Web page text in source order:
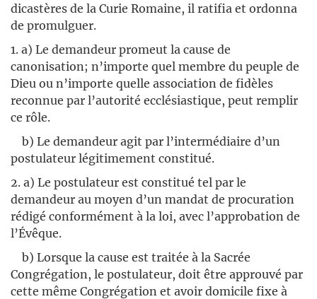
dicastères de la Curie Romaine, il ratifia et ordonna
de promulguer.
1. a) Le demandeur promeut la cause de
canonisation; n’importe quel membre du peuple de
Dieu ou n’importe quelle association de fidèles
reconnue par l’autorité ecclésiastique, peut remplir
ce rôle.
b) Le demandeur agit par l’intermédiaire d’un
postulateur légitimement constitué.
2. a) Le postulateur est constitué tel par le
demandeur au moyen d’un mandat de procuration
rédigé conformément à la loi, avec l’approbation de
l’Évêque.
b) Lorsque la cause est traitée à la Sacrée
Congrégation, le postulateur, doit être approuvé par
cette même Congrégation et avoir domicile fixe à